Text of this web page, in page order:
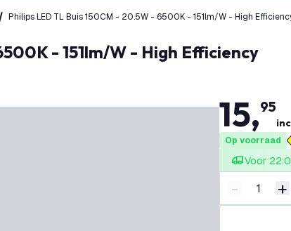
Philips LED TL Buis 150CM - 20.5W - 6500K - 151lm/W - High
- 151lm/W - High Efficiency
15,95
Op voorraad
Voor
Verminder
- +